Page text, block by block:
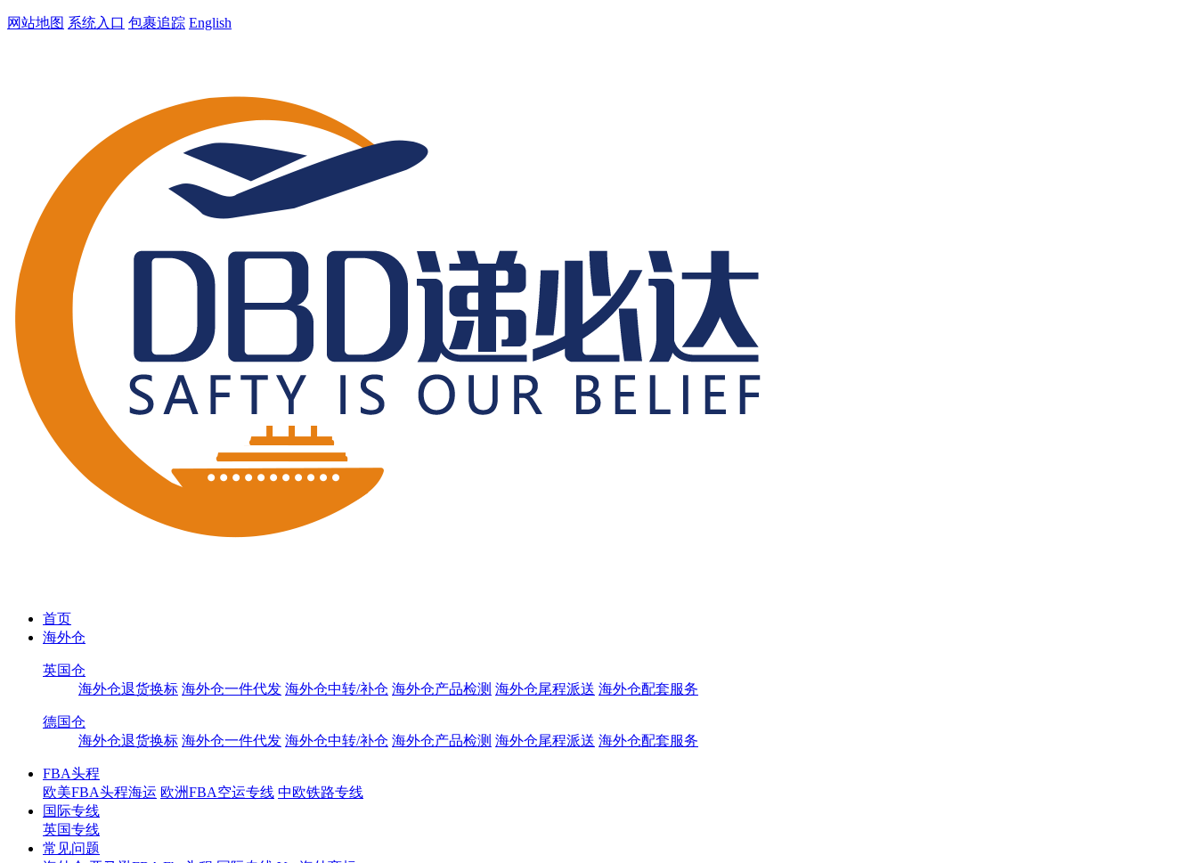
网站地图 系统入口 包裹追踪 English
首页
海外仓
英国仓
海外仓退货换标 海外仓一件代发 海外仓中转/补仓 海外仓产品检测 海外仓尾程派送 海外仓配套服务
德国仓
海外仓退货换标 海外仓一件代发 海外仓中转/补仓 海外仓产品检测 海外仓尾程派送 海外仓配套服务
FBA头程
欧美FBA头程海运 欧洲FBA空运专线 中欧铁路专线
国际专线
英国专线
常见问题